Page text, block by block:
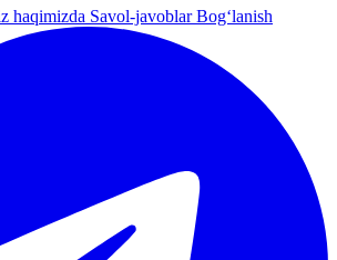
haqimizda Savol-javoblarBog‘lanish